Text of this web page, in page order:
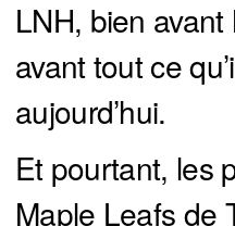
LNH, bien
avant tout ce
aujourd’hui.
Et pourtant, les
Maple Leafs de